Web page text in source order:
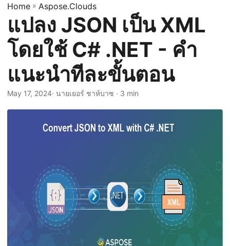
a
v
i
g
t
i
o
Home » Aspose.Clouds
แปลง JSON เป็น XML
โดยใช้ C# .NET - คำ
แนะนำทีละขั้นตอน
May 17, 2024· นายเยอร์ ชาห์บาซ · 3 min